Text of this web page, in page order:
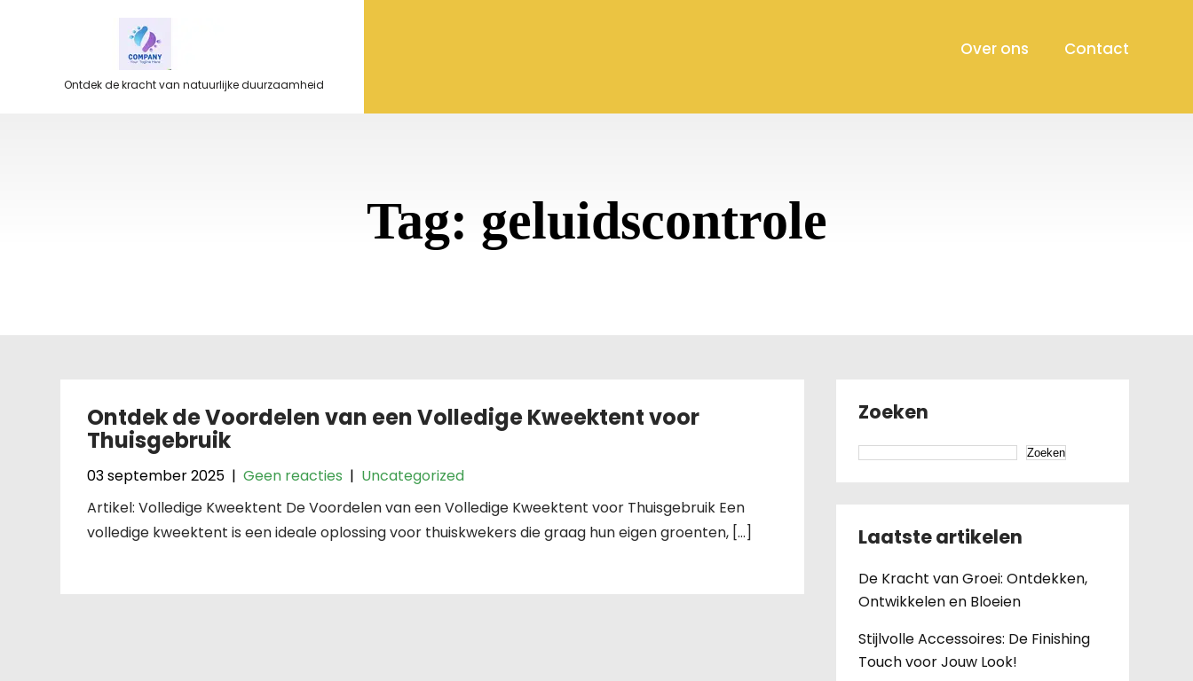
Ontdek de kracht van natuurlijke duurzaamheid
Over ons Contact
Tag: geluidscontrole
Ontdek de Voordelen van een Volledige Kweektent voor
Thuisgebruik
03 september 2025 | Geen reacties | Uncategorized
Artikel: Volledige Kweektent De Voordelen van een Volledige Kweektent voor Thuisgebruik Een
volledige kweektent is een ideale oplossing voor thuiskwekers die graag hun eigen groenten, […]
Zoeken
Zoeken
Laatste artikelen
De Kracht van Groei: Ontdekken,
Ontwikkelen en Bloeien
Stijlvolle Accessoires: De Finishing
Touch voor Jouw Look!